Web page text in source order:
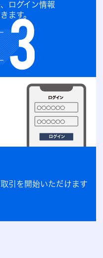
ログイン情報
ます。
引を開始いただけます